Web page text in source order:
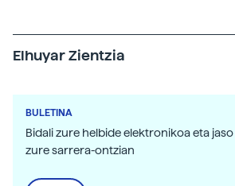
Elhuyar Zientzia
BULETINA
Bidali zure helbide elektronikoa eta
zure sarrera-ontzian